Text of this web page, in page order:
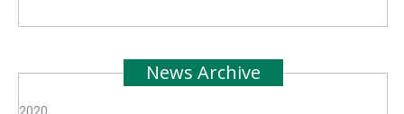
News Archive